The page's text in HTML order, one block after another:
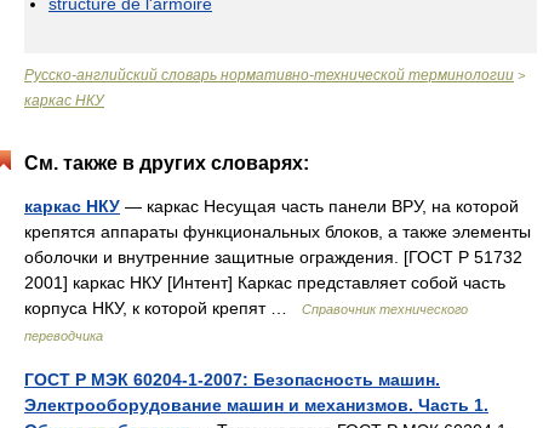
Русско-английский словарь нормативно-технической терминологии >
каркас НКУ
См. также в других словарях:
каркас НКУ — каркас Несущая часть панели ВРУ, на которой
крепятся аппараты функциональных блоков, а также элементы
оболочки и внутренние защитные ограждения. [ГОСТ Р 51732
2001] каркас НКУ [Интент] Каркас представляет собой часть
корпуса НКУ, к которой крепят …
Справочник технического
переводчика
ГОСТ Р МЭК 60204-1-2007: Безопасность машин.
Электрооборудование машин и механизмов. Часть 1.